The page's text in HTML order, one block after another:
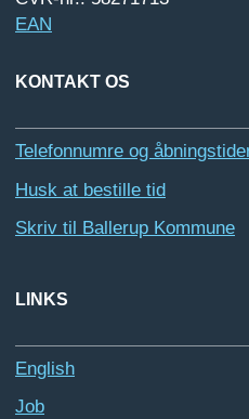
EAN
KONTAKT OS
Telefonnumre og
Husk at bestille tid
Skriv til Ballerup Kommune
LINKS
English
Job